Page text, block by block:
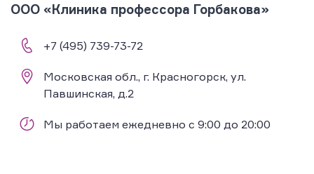
ООО «Клиника профессора Горбакова»
+7 (495) 739-73-72
Московская обл., г. Красногорск, ул.
Павшинская, д.2
Мы работаем ежедневно с 9:00 до 20:00